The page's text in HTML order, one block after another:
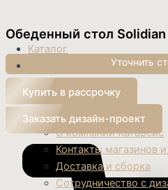
Каталог
Корпусная мебель
Перегородки
О нас
О компании Катарсис
Контакты магазинов
Доставка и сборка
Сотрудничество с
Обеденный стол Solidian
Купить в рассрочку
Заказать дизайн-проект